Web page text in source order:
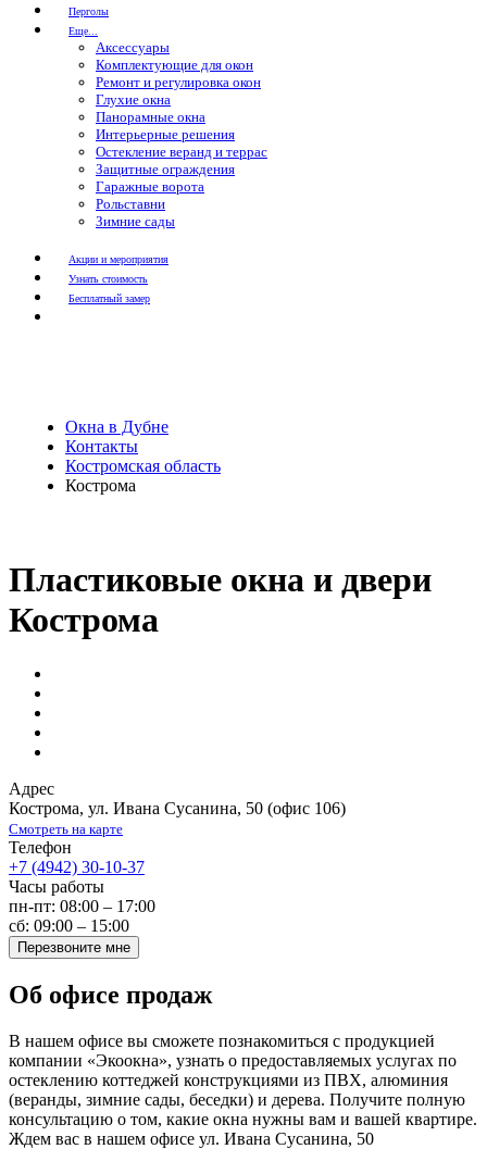
Перголы
Еще...
Аксессуары
Комплектующие для окон
Ремонт и регулировка окон
Глухие окна
Панорамные окна
Интерьерные решения
Остекление веранд и террас
Защитные ограждения
Гаражные ворота
Рольставни
Зимние сады
Акции и мероприятия
Узнать стоимость
Бесплатный замер
Окна в Дубне
Контакты
Костромская область
Кострома
Пластиковые окна и двери
Кострома
Адрес
Кострома, ул. Ивана Сусанина, 50 (офис 106)
Смотреть на карте
Телефон
+7 (4942) 30-10-37
Часы работы
пн-пт: 08:00 – 17:00
сб: 09:00 – 15:00
Перезвоните мне
Об офисе продаж
В нашем офисе вы сможете познакомиться с продукцией
компании «Экоокна», узнать о предоставляемых услугах по
остеклению коттеджей конструкциями из ПВХ, алюминия
(веранды, зимние сады, беседки) и дерева. Получите полную
консультацию о том, какие окна нужны вам и вашей квартире.
Ждем вас в нашем офисе ул. Ивана Сусанина, 50